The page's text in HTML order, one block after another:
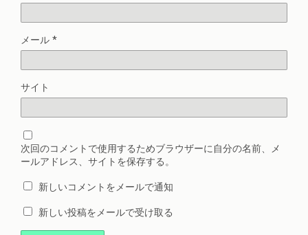
メール *
サイト
次回のコメントで使用するためブラウザーに自分の名前、メ
ールアドレス、サイトを保存する。
新しいコメントをメールで通知
新しい投稿をメールで受け取る